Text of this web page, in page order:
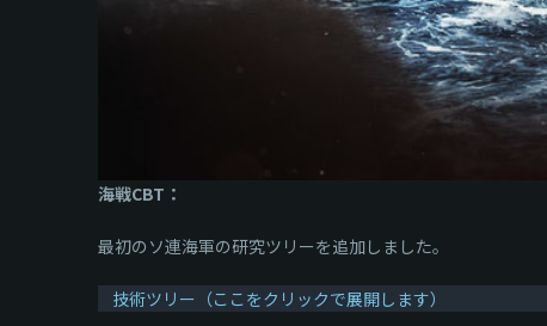
海戦CBT：
最初のソ連海軍の研究ツリーを追加しました。
技術ツリー（ここをクリックで展開します）